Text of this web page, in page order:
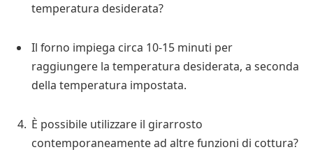
temperatura desiderata?
Il forno impiega circa 10-15 minuti per
raggiungere la temperatura desiderata, a seconda
della temperatura impostata.
È possibile utilizzare il girarrosto
contemporaneamente ad altre funzioni di cottura?